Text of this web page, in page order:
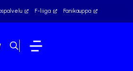
F-liiga Fanikauppa